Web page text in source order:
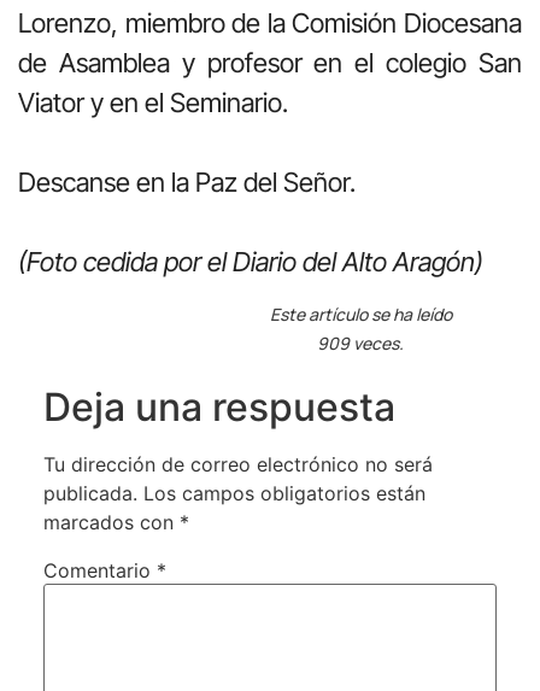
Lorenzo, miembro de la Comisión Diocesana
de Asamblea y profesor en el colegio San
Viator y en el Seminario.
Descanse en la Paz del Señor.
(Foto cedida por el Diario del Alto Aragón)
Este artículo se ha leído
909 veces.
Deja una respuesta
Tu dirección de correo electrónico no será
publicada. Los campos obligatorios están
marcados con *
Comentario *